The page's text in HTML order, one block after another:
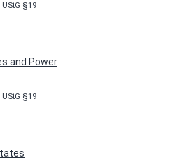
€
§19
and Power
§19